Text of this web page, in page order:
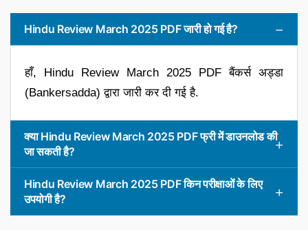
Hindu Review March 2025 PDF जारी हो गई है?
हाँ, Hindu Review March 2025 PDF बैंकर्स अड्डा
(Bankersadda) द्वारा जारी कर दी गई है.
क्या Hindu Review March 2025 PDF फ्री में डाउनलोड की
जा सकती है?
Hindu Review March 2025 PDF किन परीक्षाओं के लिए
उपयोगी है?